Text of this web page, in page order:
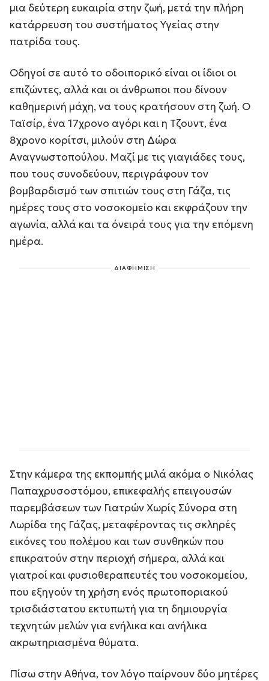
μια δεύτερη ευκαιρία στην ζωή, μετά την πλήρη
κατάρρευση του συστήματος Υγείας στην
πατρίδα τους.
Οδηγοί σε αυτό το οδοιπορικό είναι οι ίδιοι οι
επιζώντες, αλλά και οι άνθρωποι που δίνουν
καθημερινή μάχη, να τους κρατήσουν στη ζωή. Ο
Ταϊσίρ, ένα 17χρονο αγόρι και η Τζουντ, ένα
8χρονο κορίτσι, μιλούν στη Δώρα
Αναγνωστοπούλου. Μαζί με τις γιαγιάδες τους,
που τους συνοδεύουν, περιγράφουν τον
βομβαρδισμό των σπιτιών τους στη Γάζα, τις
ημέρες τους στο νοσοκομείο και εκφράζουν την
αγωνία, αλλά και τα όνειρά τους για την επόμενη
ημέρα.
ΔΙΑΦΗΜΙΣΗ
Στην κάμερα της εκπομπής μιλά ακόμα ο Νικόλας
Παπαχρυσοστόμου, επικεφαλής επειγουσών
παρεμβάσεων των Γιατρών Χωρίς Σύνορα στη
Λωρίδα της Γάζας, μεταφέροντας τις σκληρές
εικόνες του πολέμου και των συνθηκών που
επικρατούν στην περιοχή σήμερα, αλλά και
γιατροί και φυσιοθεραπευτές του νοσοκομείου,
που εξηγούν τη χρήση ενός πρωτοποριακού
τρισδιάστατου εκτυπωτή για τη δημιουργία
τεχνητών μελών για ενήλικα και ανήλικα
ακρωτηριασμένα θύματα.
Πίσω στην Αθήνα, τον λόγο παίρνουν δύο μητέρες